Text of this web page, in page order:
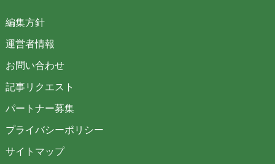
編集方針
運営者情報
お問い合わせ
記事リクエスト
パートナー募集
プライバシーポリシー
サイトマップ